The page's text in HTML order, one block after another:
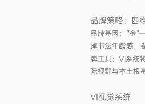
品牌策略：四
品牌基因："金
掉书法年龄感，
牌工具：VI系统
际视野与本土根
VI视觉系统